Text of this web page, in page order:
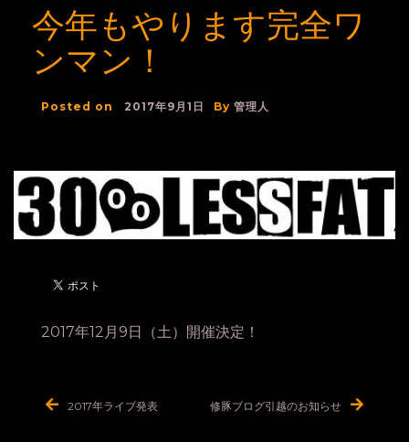
今年もやります完全ワ
ンマン！
Posted on 2017年9月1日 By 管理人
2017年12月9日（土）開催決定！
稿
2017年ライブ発表 修豚ブログ引越のお知らせ